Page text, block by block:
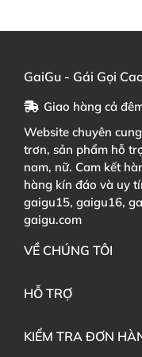
GaiGu - Gái Gọi
Giao hàng cả
Website chuyên
trơn, sản phẩm hỗ
nam, nữ. Cam kết
hàng kín đáo và uy
gaigu15, gaigu16,
gaigu.com
VỀ CHÚNG TÔI
HỖ TRỢ
KIỂM TRA ĐƠN